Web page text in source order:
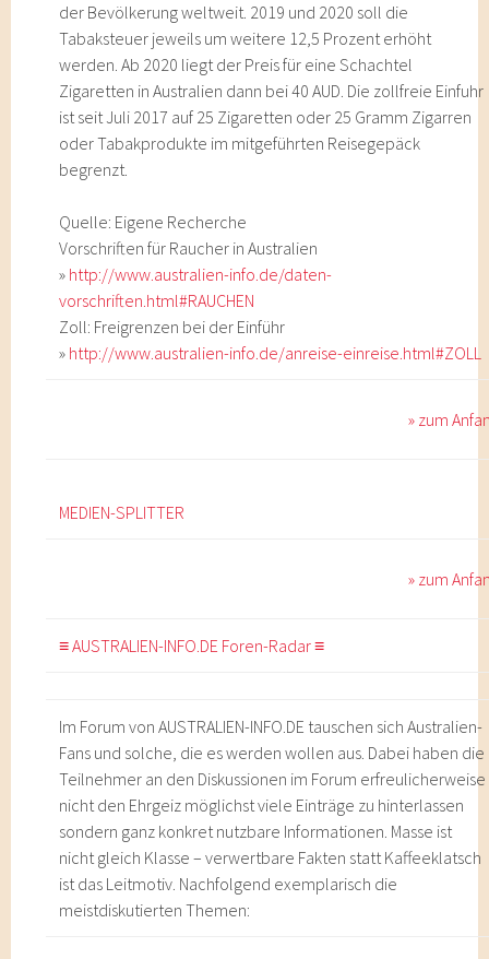
der Bevölkerung weltweit. 2019 und 2020 soll die
Tabaksteuer jeweils um weitere 12,5 Prozent erhöht
werden. Ab 2020 liegt der Preis für eine Schachtel
Zigaretten in Australien dann bei 40 AUD. Die zollfreie Einfuhr
ist seit Juli 2017 auf 25 Zigaretten oder 25 Gramm Zigarren
oder Tabakprodukte im mitgeführten Reisegepäck
begrenzt.
Quelle: Eigene Recherche
Vorschriften für Raucher in Australien
» http://www.australien-info.de/daten-
vorschriften.html#RAUCHEN
Zoll: Freigrenzen bei der Einführ
» http://www.australien-info.de/anreise-einreise.html#ZOLL
» zum
MEDIEN-SPLITTER
» zum
≡ AUSTRALIEN-INFO.DE Foren-Radar ≡
Im Forum von AUSTRALIEN-INFO.DE tauschen sich Australien-
Fans und solche, die es werden wollen aus. Dabei haben die
Teilnehmer an den Diskussionen im Forum erfreulicherweise
nicht den Ehrgeiz möglichst viele Einträge zu hinterlassen
sondern ganz konkret nutzbare Informationen. Masse ist
nicht gleich Klasse – verwertbare Fakten statt Kaffeeklatsch
ist das Leitmotiv. Nachfolgend exemplarisch die
meistdiskutierten Themen: